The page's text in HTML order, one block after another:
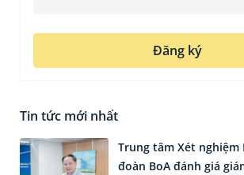
Đăng ký
Tin tức mới nhất
Trung tâm Xét nghiệm
đoàn BoA đánh giá